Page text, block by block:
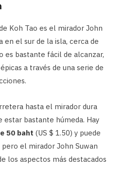
Koh Tao es el mirador John
en el sur de la isla, cerca de
es bastante fácil de alcanzar,
a través de una serie de
hasta el mirador dura
estar bastante húmeda. Hay
50 baht (US $ 1.50) y puede
el mirador John Suwan
los aspectos más destacados